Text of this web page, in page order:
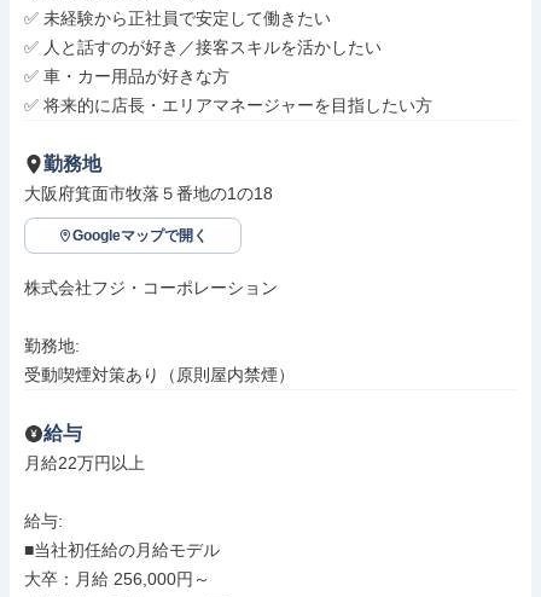
✅ 未経験から正社員で安定して働きたい
✅ 人と話すのが好き／接客スキルを活かしたい
✅ 車・カー用品が好きな方
✅ 将来的に店長・エリアマネージャーを目指したい方
勤務地
大阪府箕面市牧落５番地の1の18
Googleマップで開く
株式会社フジ・コーポレーション
勤務地:
受動喫煙対策あり（原則屋内禁煙）
給与
月給22万円以上
給与:
■当社初任給の月給モデル
大卒：月給 256,000円～